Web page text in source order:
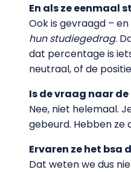
En als ze eenmaal
Ook is gevraagd –
hun studiegedrag.
dat percentage is
neutraal, of de
Is de vraag naar
Nee, niet helemaal.
gebeurd. Hebben ze
Ervaren ze het bsa
Dat weten we dus